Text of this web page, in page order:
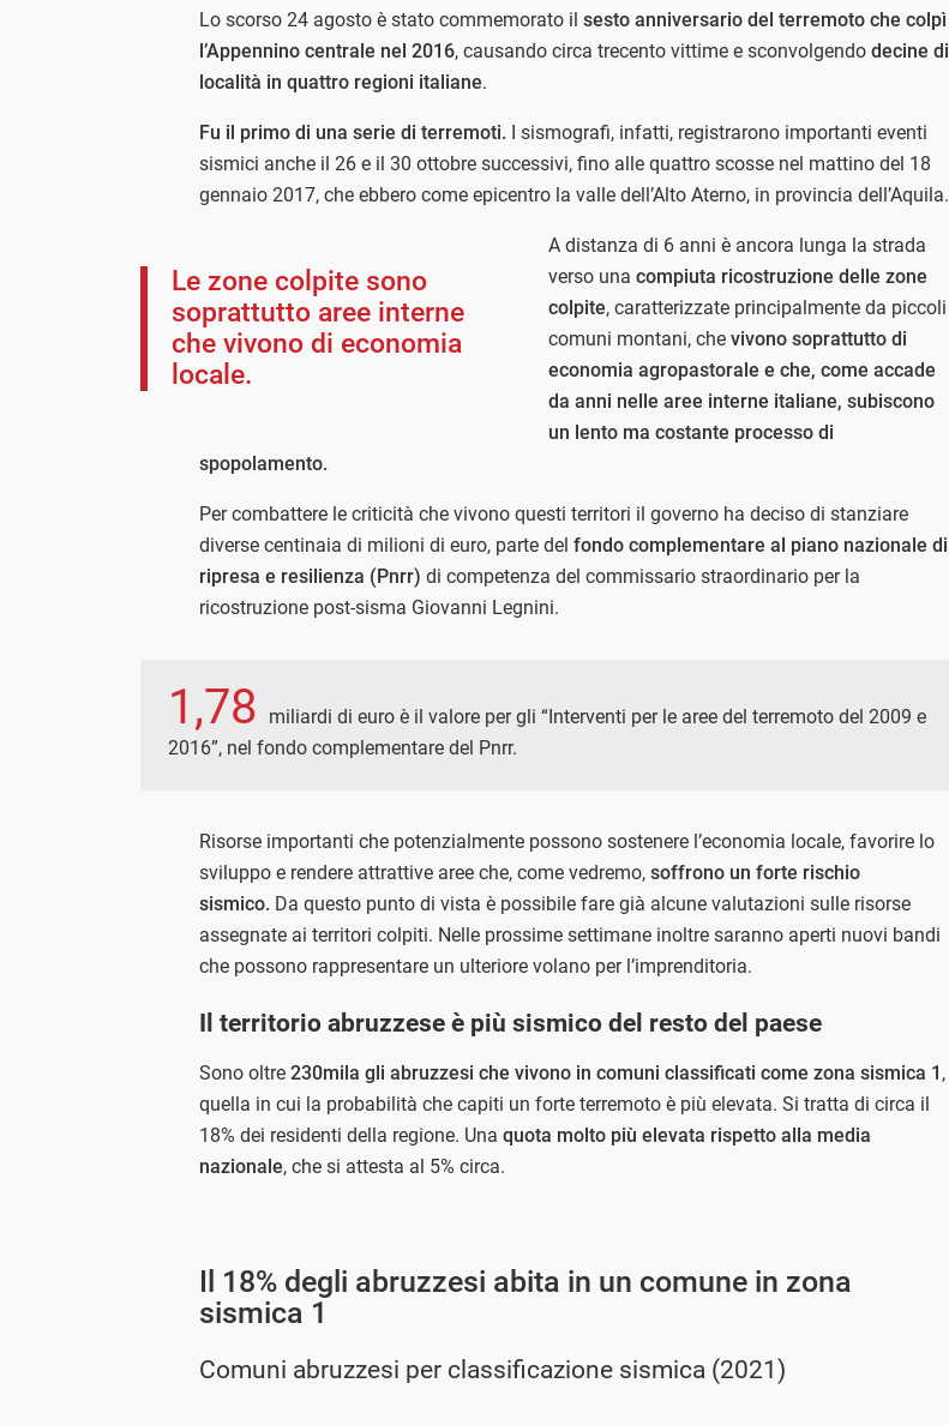
Lo scorso 24 agosto è stato commemorato il sesto anniversario del terremoto che colpì
l’Appennino centrale nel 2016, causando circa trecento vittime e sconvolgendo decine di
località in quattro regioni italiane.
Fu il primo di una serie di terremoti. I sismografi, infatti, registrarono importanti eventi
sismici anche il 26 e il 30 ottobre successivi, fino alle quattro scosse nel mattino del 18
gennaio 2017, che ebbero come epicentro la valle dell’Alto Aterno, in provincia dell’Aquila.
Le zone colpite sono
soprattutto aree interne
che vivono di economia
locale.
A distanza di 6 anni è ancora lunga la strada
verso una compiuta ricostruzione delle zone
colpite, caratterizzate principalmente da piccoli
comuni montani, che vivono soprattutto di
economia agropastorale e che, come accade
da anni nelle aree interne italiane, subiscono
un lento ma costante processo di
spopolamento.
Per combattere le criticità che vivono questi territori il governo ha deciso di stanziare
diverse centinaia di milioni di euro, parte del fondo complementare al piano nazionale di
ripresa e resilienza (Pnrr) di competenza del commissario straordinario per la
ricostruzione post-sisma Giovanni Legnini.
1,78
miliardi di euro è il valore per gli “Interventi per le aree del terremoto del 2009 e
2016”, nel fondo complementare del Pnrr.
Risorse importanti che potenzialmente possono sostenere l’economia locale, favorire lo
sviluppo e rendere attrattive aree che, come vedremo, soffrono un forte rischio
sismico. Da questo punto di vista è possibile fare già alcune valutazioni sulle risorse
assegnate ai territori colpiti. Nelle prossime settimane inoltre saranno aperti nuovi bandi
che possono rappresentare un ulteriore volano per l’imprenditoria.
Il territorio abruzzese è più sismico del resto del paese
Sono oltre 230mila gli abruzzesi che vivono in comuni classificati come zona sismica 1 ,
quella in cui la probabilità che capiti un forte terremoto è più elevata. Si tratta di circa il
18% dei residenti della regione. Una quota molto più elevata rispetto alla media
nazionale, che si attesta al 5% circa.
Il 18% degli abruzzesi abita in un comune in zona
sismica 1
Comuni abruzzesi per classificazione sismica (2021)